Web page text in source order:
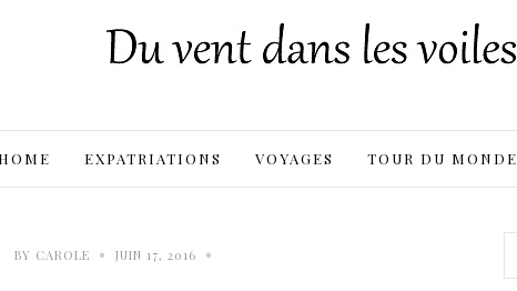
HOME EXPATRIATIONS VOYAGES TOUR DU MONDE
BY CAROLE • JUIN 17, 2016 •